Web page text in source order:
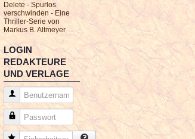
Delete - Spurlos
verschwinden - Eine
Thriller-Serie von
Markus B. Altmeyer
LOGIN
REDAKTEURE
UND VERLAGE
Benutzername
Passwort